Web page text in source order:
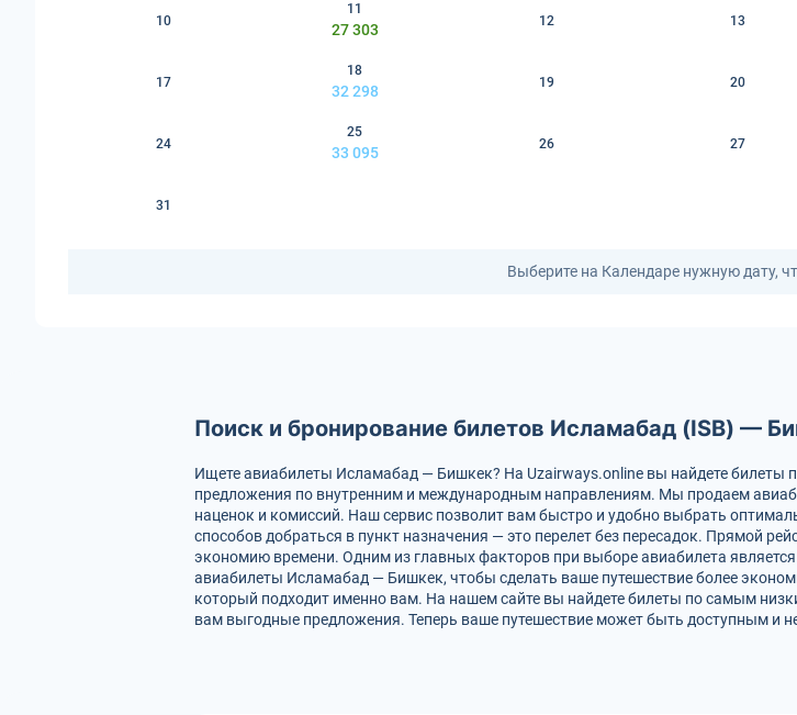
10
11
27 303
12 13
17
18
32 298
19 20
24
25
33 095
26 27
31
Выберите на Календаре нужную дату,
Поиск и бронирование билетов Исламабад (ISB) —
Ищете авиабилеты Исламабад — Бишкек? На Uzairways.online вы найдете билеты
предложения по внутренним и международным направлениям. Мы продаем
наценок и комиссий. Наш сервис позволит вам быстро и удобно выбрать
способов добраться в пункт назначения — это перелет без пересадок. Прямой
экономию времени. Одним из главных факторов при выборе авиабилета
авиабилеты Исламабад — Бишкек, чтобы сделать ваше путешествие более
который подходит именно вам. На нашем сайте вы найдете билеты по самым
вам выгодные предложения. Теперь ваше путешествие может быть доступным и